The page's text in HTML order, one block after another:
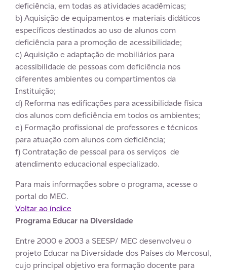
deficiência, em todas as atividades acadêmicas;
b) Aquisição de equipamentos e materiais didáticos
específicos destinados ao uso de alunos com
deficiência para a promoção de acessibilidade;
c) Aquisição e adaptação de mobiliários para
acessibilidade de pessoas com deficiência nos
diferentes ambientes ou compartimentos da
Instituição;
d) Reforma nas edificações para acessibilidade física
dos alunos com deficiência em todos os ambientes;
e) Formação profissional de professores e técnicos
para atuação com alunos com deficiência;
f) Contratação de pessoal para os serviços de
atendimento educacional especializado.
Para mais informações sobre o programa, acesse o
portal do MEC.
Voltar ao índice
Programa Educar na Diversidade
Entre 2000 e 2003 a SEESP/ MEC desenvolveu o
projeto Educar na Diversidade dos Países do Mercosul,
cujo principal objetivo era formação docente para